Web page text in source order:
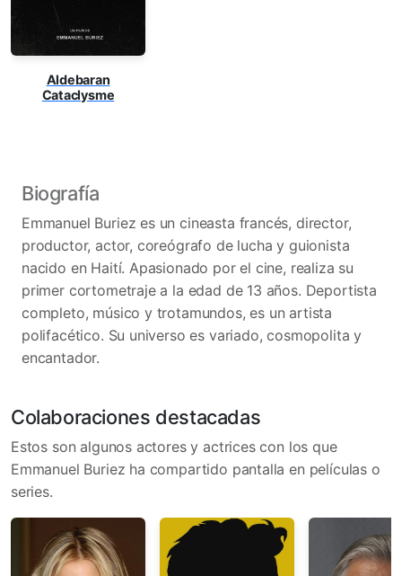
Aldebaran
Cataclysme
Biografía
Emmanuel Buriez es un cineasta francés, director,
productor, actor, coreógrafo de lucha y guionista
nacido en Haití. Apasionado por el cine, realiza su
primer cortometraje a la edad de 13 años. Deportista
completo, músico y trotamundos, es un artista
polifacético. Su universo es variado, cosmopolita y
encantador.
Colaboraciones destacadas
Estos son algunos actores y actrices con los que
Emmanuel Buriez ha compartido pantalla en películas o
series.